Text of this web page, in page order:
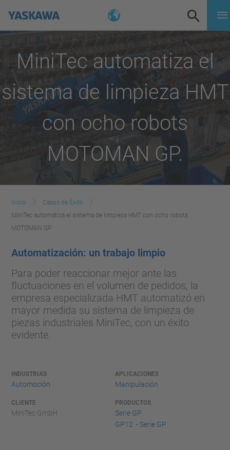
MiniTec automatiza el
sistema de limpieza HMT
con ocho robots
MOTOMAN GP.
Inicio
Casos de Éxito
MiniTec automatiza el sistema de limpieza HMT con ocho robots
MOTOMAN GP.
Automatización: un trabajo limpio
Para poder reaccionar mejor ante las
fluctuaciones en el volumen de pedidos, la
empresa especializada HMT automatizó en
mayor medida su sistema de limpieza de
piezas industriales MiniTec, con un éxito
evidente.
INDUSTRIAS
Automoción
APLICACIONES
Manipulación
CLIENTE
MiniTec GmbH
PRODUCTOS
Serie GP
GP12 - Serie GP